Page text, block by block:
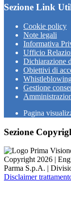
Sezione Link
Cookie policy
Note legali
Informativa
Ufficio
Dichiarazione
Obiettivi di
Gestione
Pagina
Sezione
Copyright 2026 |
Parma S.p.A. |
Disclaimer